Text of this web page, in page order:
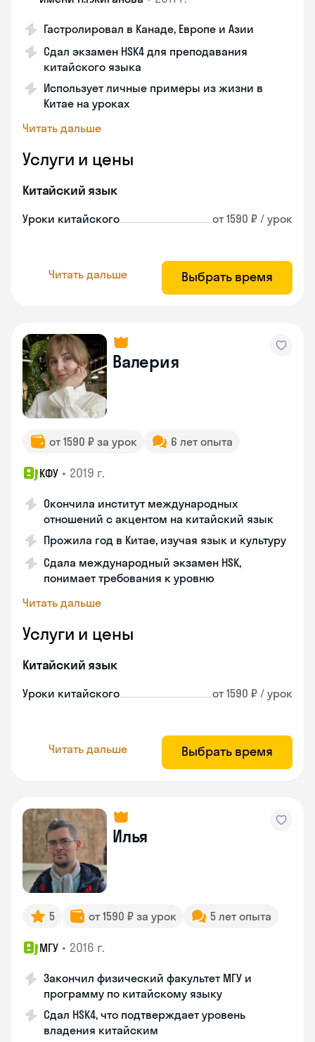
Гастролировал в Канаде, Европе и Азии
Сдал экзамен HSK4 для преподавания
китайского языка
Использует личные примеры из жизни в
Китае на уроках
Читать дальше
Услуги и цены
Китайский язык
Уроки китайского от 1590 ₽ / урок
Читать дальше Выбрать время
Валерия
от 1590 ₽ за урок 6 лет опыта
КФУ • 2019 г.
Окончила институт международных
отношений с акцентом на китайский язык
Прожила год в Китае, изучая язык и культуру
Сдала международный экзамен HSK,
понимает требования к уровню
Читать дальше
Услуги и цены
Китайский язык
Уроки китайского от 1590 ₽ / урок
Читать дальше Выбрать время
Илья
5 от 1590 ₽ за урок 5 лет опыта
МГУ • 2016 г.
Закончил физический факультет МГУ и
программу по китайскому языку
Сдал HSK4, что подтверждает уровень
владения китайским